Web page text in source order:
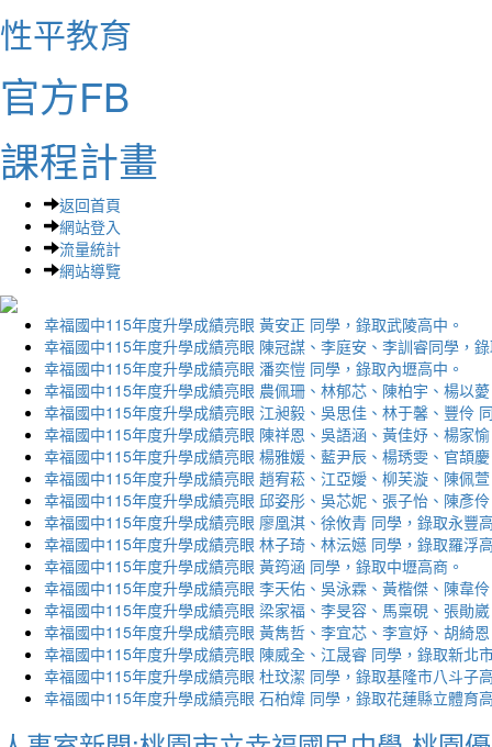
性平教育
官方FB
課程計畫
返回首頁
網站登入
流量統計
網站導覽
幸福國中115年度升學成績亮眼 黃安正 同學，錄取武陵高中。
幸福國中115年度升學成績亮眼 陳冠謀、李庭安、李訓睿同學，
幸福國中115年度升學成績亮眼 潘奕愷 同學，錄取內壢高中。
幸福國中115年度升學成績亮眼 農佩珊、林郁芯、陳柏宇、楊以
幸福國中115年度升學成績亮眼 江昶毅、吳思佳、林于馨、豐伶
幸福國中115年度升學成績亮眼 陳祥恩、吳語涵、黃佳妤、楊家
幸福國中115年度升學成績亮眼 楊雅媛、藍尹辰、楊琇雯、官頡
幸福國中115年度升學成績亮眼 趙宥菘、江亞嬡、柳芙漩、陳佩
幸福國中115年度升學成績亮眼 邱姿彤、吳芯妮、張子怡、陳彥
幸福國中115年度升學成績亮眼 廖凰淇、徐攸青 同學，錄取永豐
幸福國中115年度升學成績亮眼 林子琦、林沄嬨 同學，錄取羅浮
幸福國中115年度升學成績亮眼 黃筠涵 同學，錄取中壢高商。
幸福國中115年度升學成績亮眼 李天佑、吳泳霖、黃楷傑、陳韋
幸福國中115年度升學成績亮眼 梁家福、李旻容、馬稟硯、張勛
幸福國中115年度升學成績亮眼 黃雋哲、李宜芯、李宣妤、胡綺
幸福國中115年度升學成績亮眼 陳威全、江晟睿 同學，錄取新北
幸福國中115年度升學成績亮眼 杜玟潔 同學，錄取基隆市八斗子
幸福國中115年度升學成績亮眼 石柏煒 同學，錄取花蓮縣立體育